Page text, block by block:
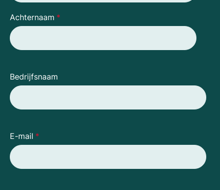
Achternaam *
Bedrijfsnaam
E-mail *